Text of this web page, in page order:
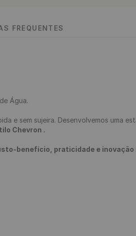
FREQUENTES
Água.
Chevron .
benefício, praticidade e inovação